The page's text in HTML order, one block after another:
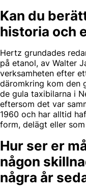
Kan du
historia och
Hertz grundades
på etanol, av Walter
verksamheten efter
däromkring kom den
de gula taxibilarna i
eftersom det var
1960 och har alltid
form, delägt eller
Hur ser er
någon
några år